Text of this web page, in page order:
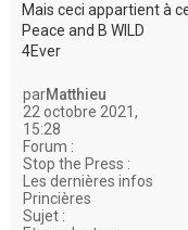
Mais ceci appartient à
Peace and B WILD
4Ever
parMatthieu
22 octobre 2021,
15:28
Forum :
Stop the Press :
Les dernières infos
Princières
Sujet :